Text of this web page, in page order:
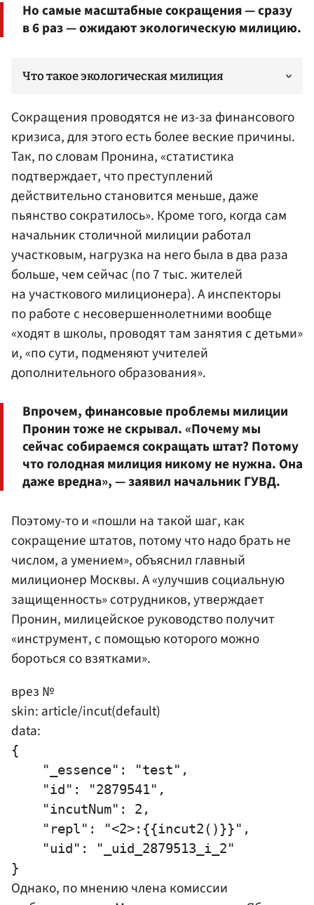
Но самые масштабные сокращения — сразу
в 6 раз — ожидают экологическую милицию.
Что такое экологическая милиция
Сокращения проводятся не из-за финансового
кризиса, для этого есть более веские причины.
Так, по словам Пронина, «статистика
подтверждает, что преступлений
действительно становится меньше, даже
пьянство сократилось». Кроме того, когда сам
начальник столичной милиции работал
участковым, нагрузка на него была в два раза
больше, чем сейчас (по 7 тыс. жителей
на участкового милиционера). А инспекторы
по работе с несовершеннолетними вообще
«ходят в школы, проводят там занятия с детьми»
и, «по сути, подменяют учителей
дополнительного образования».
Впрочем, финансовые проблемы милиции
Пронин тоже не скрывал. «Почему мы
сейчас собираемся сокращать штат? Потому
что голодная милиция никому не нужна. Она
даже вредна», — заявил начальник ГУВД.
Поэтому-то и «пошли на такой шаг, как
сокращение штатов, потому что надо брать не
числом, а умением», объяснил главный
милиционер Москвы. А «улучшив социальную
защищенность» сотрудников, утверждает
Пронин, милицейское руководство получит
«инструмент, с помощью которого можно
бороться со взятками».
врез №
skin: article/incut(default)
data:
{
    "_essence": "test",
    "id": "2879541",
    "incutNum": 2,
    "repl": "<2>:{{incut2()}}",
    "uid": "_uid_2879513_i_2"
Однако, по мнению члена комиссии